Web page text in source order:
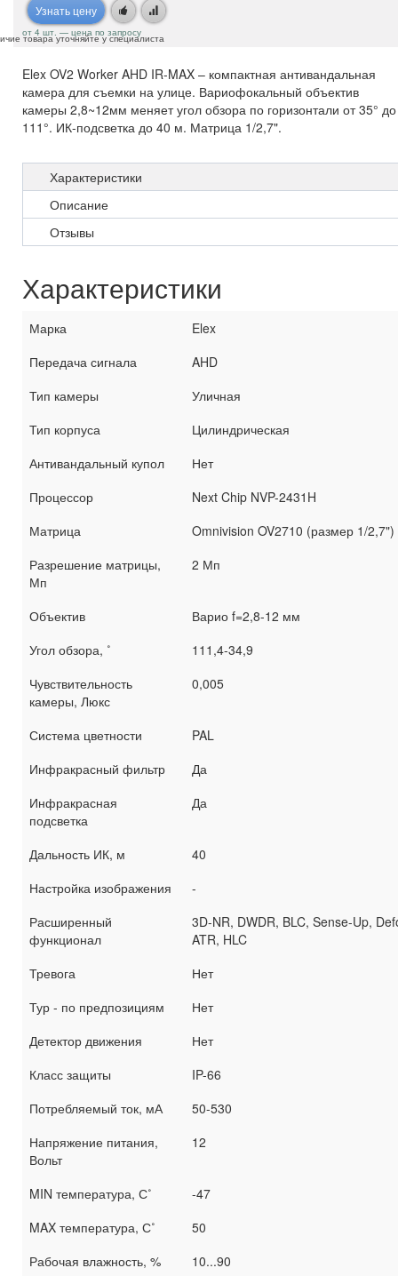
Узнать цену
товара уточняйте у специалиста
от 4 шт. — цена по запросу
Elex OV2 Worker AHD IR-MAX – компактная антивандальная
камера для съемки на улице. Вариофокальный объектив
камеры 2,8~12мм меняет угол обзора по горизонтали от 35° до
111°. ИК-подсветка до 40 м. Матрица 1/2,7".
Характеристики
Описание
Отзывы
Характеристики
Марка
Elex
Передача сигнала
AHD
Тип камеры
Уличная
Тип корпуса
Цилиндрическая
Антивандальный купол
Нет
Процессор
Next Chip NVP-2431H
Матрица
Omnivision OV2710 (размер 1/2,7")
Разрешение матрицы,
Мп
2 Мп
Объектив
Варио f=2,8-12 мм
Угол обзора, ˚
111,4-34,9
Чувствительность
камеры, Люкс
0,005
Система цветности
PAL
Инфракрасный фильтр
Да
Инфракрасная
подсветка
Да
Дальность ИК, м
40
Настройка изображения
-
Расширенный
функционал
3D-NR, DWDR, BLC, Sense-Up,
ATR, HLC
Тревога
Нет
Тур - по предпозициям
Нет
Детектор движения
Нет
Класс защиты
IP-66
Потребляемый ток, мА
50-530
Напряжение питания,
Вольт
12
MIN температура, С˚
-47
MAX температура, С˚
50
Рабочая влажность, %
10...90